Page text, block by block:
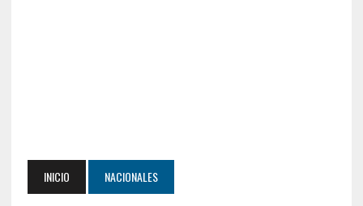
INICIO NACIONALES